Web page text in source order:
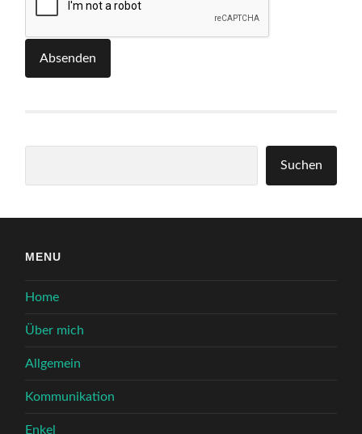
Absenden
Suchen
MENU
Home
Über mich
Allgemein
Kommunikation
Enkel